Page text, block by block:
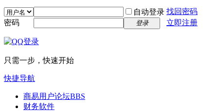
自动登录 找回密码
密码
登录 立即注册
只需一步，快速开始
快捷导航
商易用户论坛BBS
财务软件